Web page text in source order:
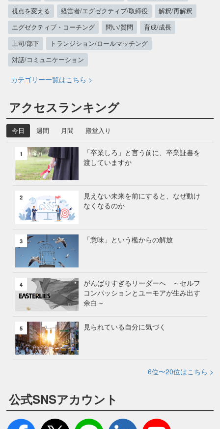
視点を変える
経営者/エグゼクティブ/取締役
解釈/再解釈
エグゼクティブ・コーチング
問い/質問
育成/成長
上司/部下
トランジション/ロールマッチング
対話/コミュニケーション
カテゴリー一覧はこちら >
アクセスランキング
今日 週間 月間 殿堂入り
1
「卒業しろ」と言う前に、卒業証書を
渡していますか
2
見えない未来を前にすると、なぜ動け
なくなるのか
3 「意味」という檻からの解放
4
がんばりすぎるリーダーへ ～セルフ
コンパッションとユーモアが生み出す
余白～
5 見られている自分に気づく
6位〜20位はこちら >
公式SNSアカウント